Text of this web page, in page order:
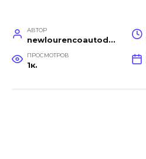
АВТОР
newlourencoautodetail
ПРОСМОТРОВ
1к.